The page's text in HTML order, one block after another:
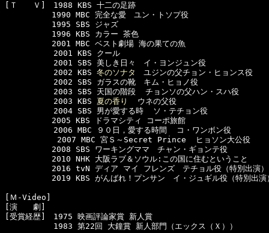
[Ｔ　　Ｖ]　1988 KBS 十二の足跡
1990 MBC 完全な愛　ユン・トソプ役
1995 SBS ジャズ
1996 KBS カラー 茶色
2001 MBC ベスト劇場 海の果ての魚
  　　　　　2001 KBS クール
  　　　　　2001 SBS 美しき日々　イ・ヨンジュン役
  　　　　　2002 KBS
冬のソナタ
ユジンの父チョン・ヒョンス役
  　　　　　2002 SBS ガラスの靴　キム・ヒョノ役
  　　　　　2003 SBS 天国の階段  チョンソの父ハン・スハ役
  　　　　　2003 KBS
夏の香り
  ウネの父役
  　　　　　2004 SBS 男が愛する時  ソ・テチョン役
2005 KBS ドラマシティ コーポ旅館
  　　　　　2006 MBC ９０日，愛する時間  コ・ワンボン役
      　　　2007 MBC 宮Ｓ～Secret Prince  ヒョソン大公役
2008 SBS ワーキングママ　チャン・ギョンテ役
2010 NHK 大阪ラブ＆ソウル:この国に住むということ
2016 tvN ディア マイ フレンズ　テチョル役（特別出演）
2019 KBS がんばれ！プンサン　イ・ジュギル役（特別出演
[Ｍ-Video]
[演　　劇]
[受賞経歴]　1975 映画評論家賞 新人賞
  　　　　　1983 第22回 大鐘賞 新人部門（エックス（Ｘ））